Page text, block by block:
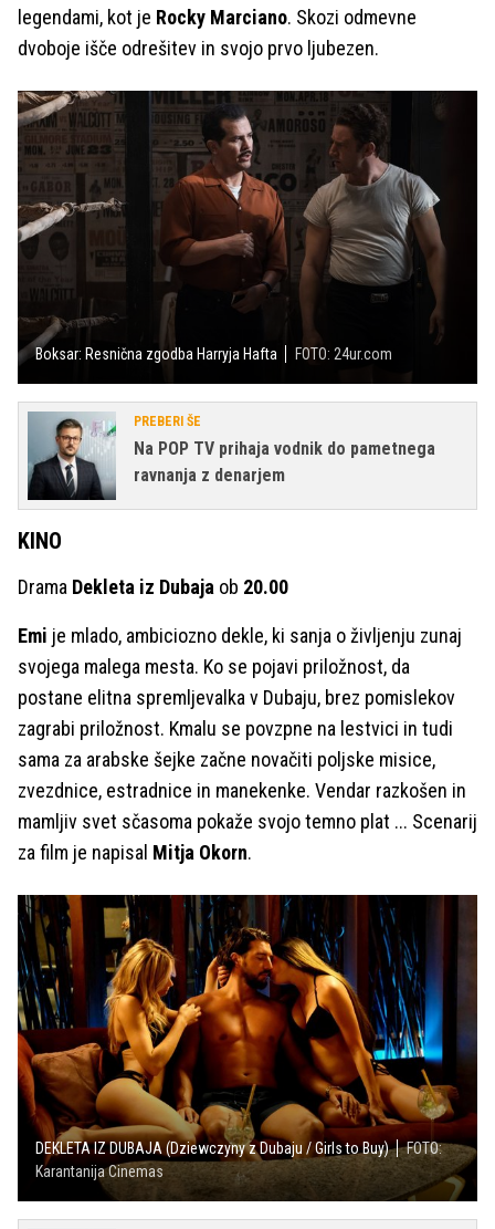
legendami, kot je Rocky Marciano. Skozi odmevne
dvoboje išče odrešitev in svojo prvo ljubezen.
Boksar: Resnična zgodba Harryja Hafta FOTO: 24ur.com
PREBERI ŠE
Na POP TV prihaja vodnik do pametnega
ravnanja z denarjem
KINO
Drama Dekleta iz Dubaja ob 20.00
Emi je mlado, ambiciozno dekle, ki sanja o življenju zunaj
svojega malega mesta. Ko se pojavi priložnost, da
postane elitna spremljevalka v Dubaju, brez pomislekov
zagrabi priložnost. Kmalu se povzpne na lestvici in tudi
sama za arabske šejke začne novačiti poljske misice,
zvezdnice, estradnice in manekenke. Vendar razkošen in
mamljiv svet sčasoma pokaže svojo temno plat ... Scenarij
za film je napisal Mitja Okorn.
DEKLETA IZ DUBAJA (Dziewczyny z Dubaju / Girls to Buy)
FOTO:
Karantanija Cinemas